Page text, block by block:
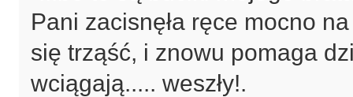
Pani zacisnęła ręce mocno
się trząść, i znowu pomaga
wciągają..... weszły!.